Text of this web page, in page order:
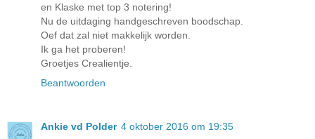
en Klaske met top 3 notering!
Nu de uitdaging handgeschreven boodschap.
Oef dat zal niet makkelijk worden.
Ik ga het proberen!
Groetjes Crealientje.
Beantwoorden
Ankie vd Polder 4 oktober 2016 om 19:35